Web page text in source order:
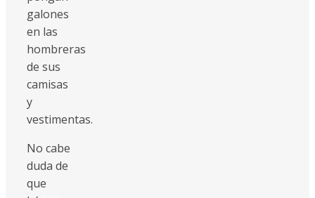
galones
en las
hombreras
de sus
camisas
y
vestimentas.
No cabe
duda de
que